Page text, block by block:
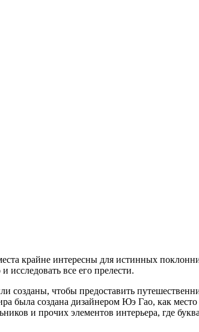
крайне интересны для истинных
все его прелести.
созданы, чтобы предоставить
создана дизайнером Юэ Гао, как место
и прочих элементов интерьера, где